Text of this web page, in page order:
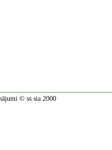
© ss sia 2000